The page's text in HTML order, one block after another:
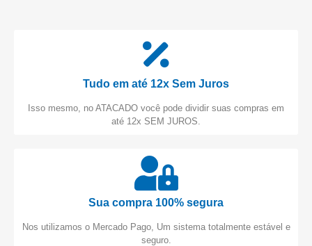
Tudo em até 12x Sem Juros
Isso mesmo, no ATACADO você pode dividir suas compras em
até 12x SEM JUROS.
Sua compra 100% segura
Nos utilizamos o Mercado Pago, Um sistema totalmente estável e
seguro.